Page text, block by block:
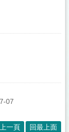
07
一頁 回最上面